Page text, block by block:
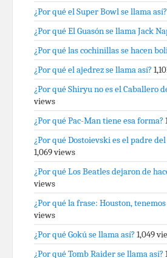
¿Por qué el Super Bowl se llama así?
¿Por qué El Guasón se llama Jack
¿Por qué las cochinillas se hacen
¿Por qué el ajedrez se llama así?
¿Por qué Shiryu no es el Caballero
views
¿Por qué Pac-Man tiene esa forma?
¿Por qué Dostoievski es el padre
1,069 views
¿Por qué Los Beatles dejaron de
views
¿Por qué la frase: Houston,
views
¿Por qué Gokú se llama así? 1,049
¿Por qué Tomb Raider se llama así?